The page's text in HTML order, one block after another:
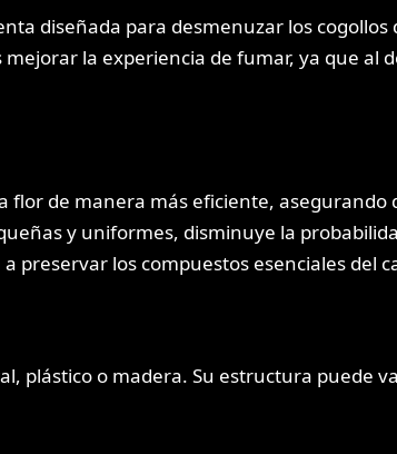
diseñada para desmenuzar los
la experiencia de fumar, ya que al
flor de manera más eficiente,
y uniformes, disminuye la
preservar los compuestos esenciales del
plástico o madera. Su estructura puede